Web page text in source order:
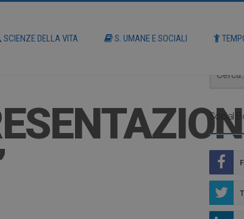
SCIENZE DELLA VITA S. UMANE E SOCIALI
Social